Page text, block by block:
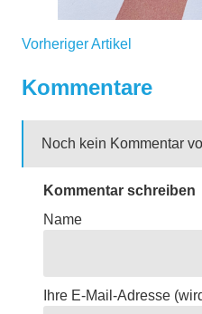
Vorheriger Artikel
Kommentare
Noch kein Kommentar
Kommentar schreiben
Name
Ihre E-Mail-Adresse